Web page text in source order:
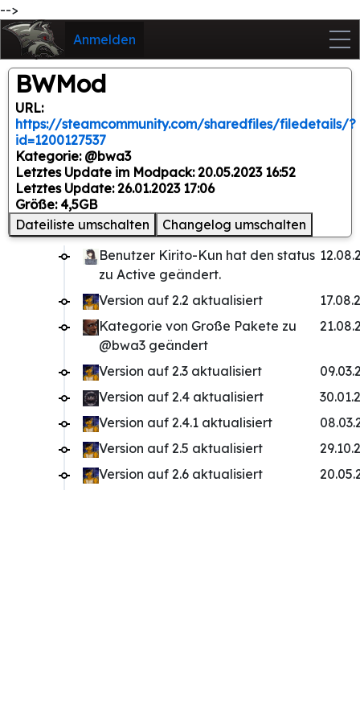
-->
Anmelden
BWMod
URL:
https://steamcommunity.com/sharedfiles/filedetails/?
id=1200127537
Kategorie: @bwa3
Letztes Update im Modpack: 20.05.2023 16:52
Letztes Update: 26.01.2023 17:06
Größe: 4,5GB
Dateiliste umschalten
Changelog umschalten
Benutzer Kirito-Kun hat den status
zu Active geändert.
Version auf 2.2 aktualisiert
Kategorie von Große Pakete zu
@bwa3 geändert
Version auf 2.3 aktualisiert
Version auf 2.4 aktualisiert
Version auf 2.4.1 aktualisiert
Version auf 2.5 aktualisiert
Version auf 2.6 aktualisiert